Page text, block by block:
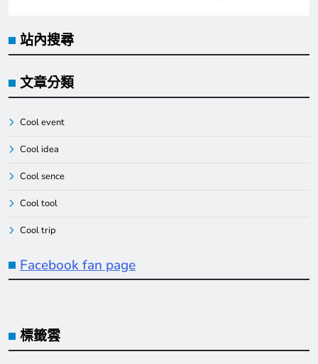
站內搜尋
文章分類
Cool event
Cool idea
Cool sence
Cool tool
Cool trip
Facebook fan page
標籤雲